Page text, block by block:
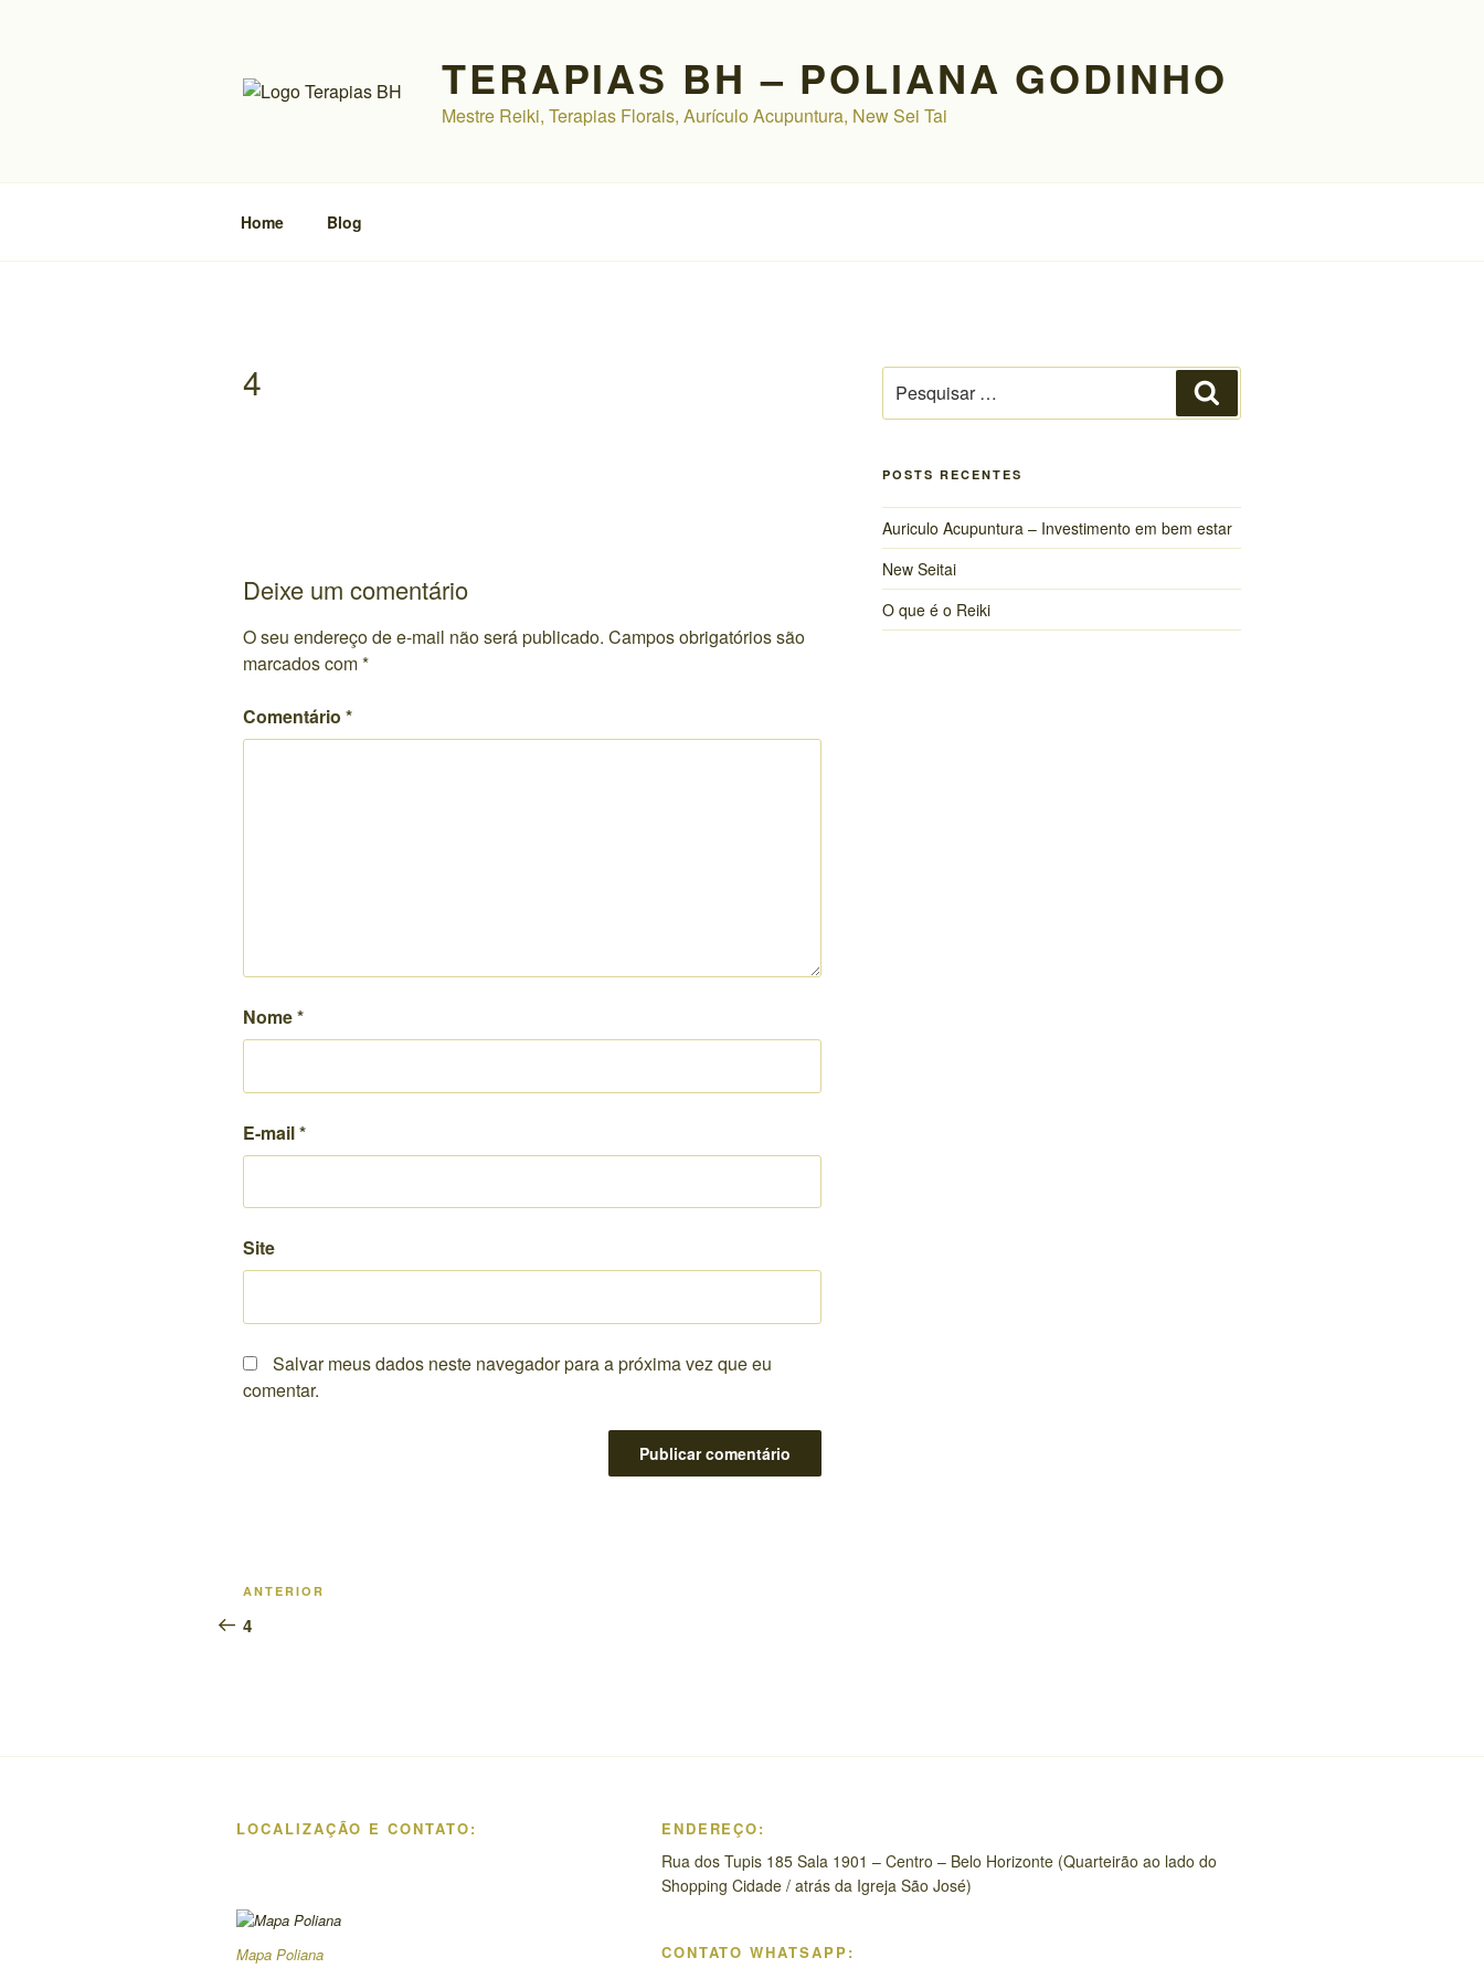
TERAPIAS BH – POLIANA GODINHO
Mestre Reiki, Terapias Florais, Aurículo Acupuntura, New Sei Tai
Home Blog
4
Deixe um comentário
O seu endereço de e-mail não será publicado. Campos obrigatórios são
marcados com*
Comentário *
Nome*
E-mail*
Site
Salvar meus dados neste navegador para a próxima vez que eu
comentar.
Navegação
de
Post
anterior
ANTERIOR
4
por:
POSTS RECENTES
Auriculo Acupuntura – Investimento em bem estar
New Seitai
O que é o Reiki
LOCALIZAÇÃO E CONTATO:
Mapa Poliana
ENDEREÇO:
Rua dos Tupis 185 Sala 1901 – Centro – Belo Horizonte (Quarteirão ao lado do
Shopping Cidade / atrás da Igreja São José)
CONTATO WHATSAPP: